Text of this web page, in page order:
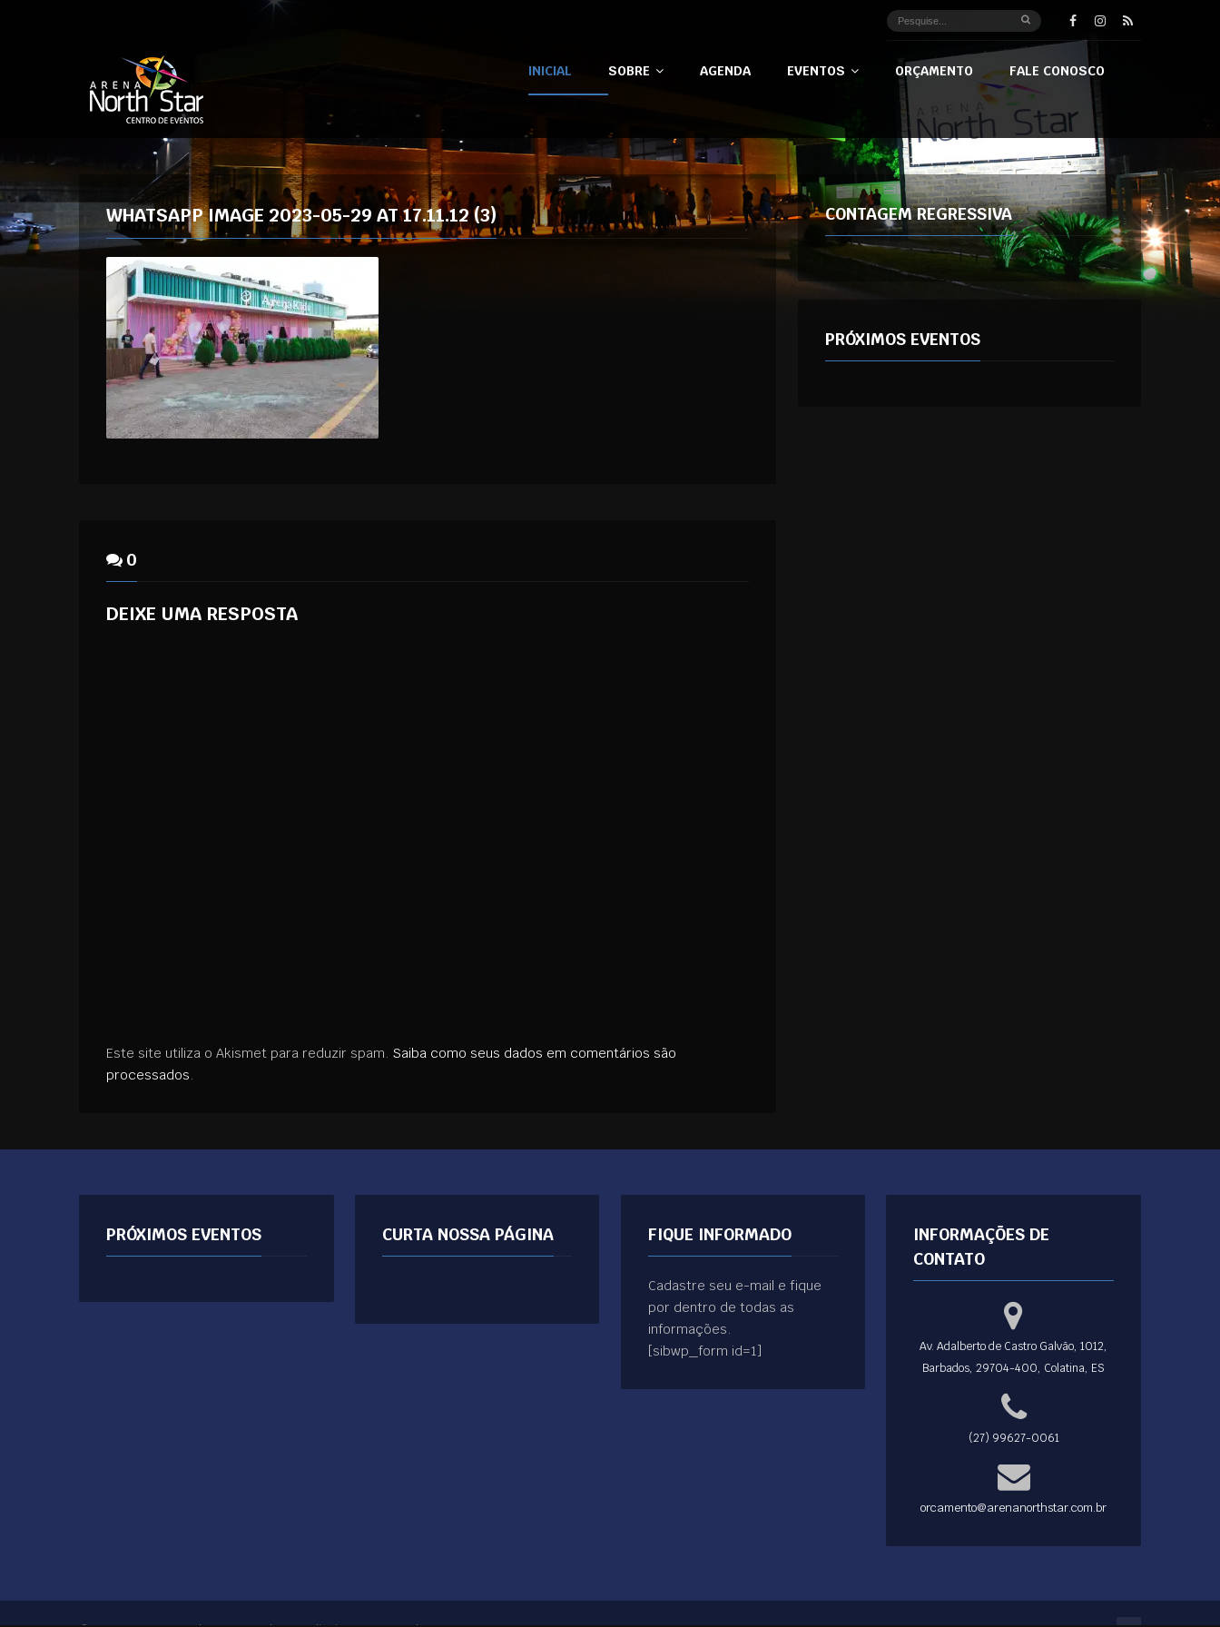
INICIAL SOBRE AGENDA EVENTOS ORÇAMENTO FALE CONOSCO
WHATSAPP IMAGE 2023-05-29 AT 17.11.12 (3)
0
DEIXE UMA RESPOSTA
Este site utiliza o Akismet para reduzir spam. Saiba como seus dados em comentários são
processados.
CONTAGEM REGRESSIVA
PRÓXIMOS EVENTOS
PRÓXIMOS EVENTOS CURTA NOSSA PÁGINA FIQUE INFORMADO
Cadastre seu e-mail e fique
por dentro de todas as
informações.
[sibwp_form id=1]
INFORMAÇÕES DE
CONTATO
Av. Adalberto de Castro Galvão, 1012,
Barbados, 29704-400, Colatina, ES
(27) 99627-0061
orcamento@arenanorthstar.com.br